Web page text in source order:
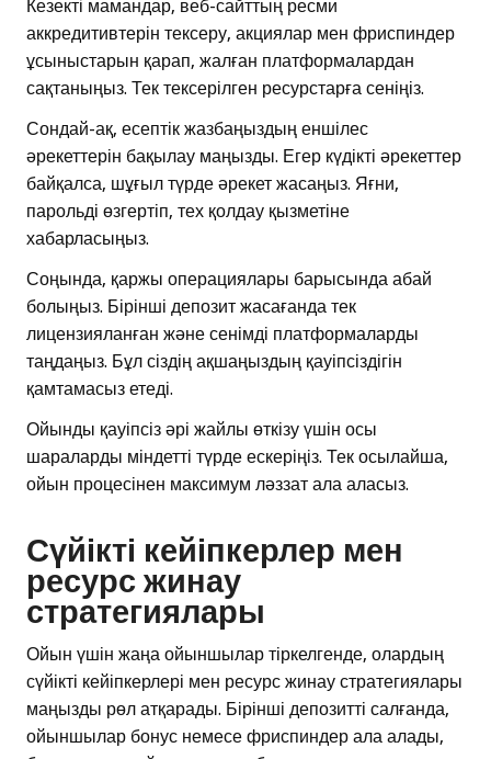
Кезекті мамандар, веб-сайттың ресми
аккредитивтерін тексеру, акциялар мен фриспиндер
ұсыныстарын қарап, жалған платформалардан
сақтаныңыз. Тек тексерілген ресурстарға сеніңіз.
Сондай-ақ, есептік жазбаңыздың еншілес
әрекеттерін бақылау маңызды. Егер күдікті әрекеттер
байқалса, шұғыл түрде әрекет жасаңыз. Яғни,
парольді өзгертіп, тех қолдау қызметіне
хабарласыңыз.
Соңында, қаржы операциялары барысында абай
болыңыз. Бірінші депозит жасағанда тек
лицензияланған және сенімді платформаларды
таңдаңыз. Бұл сіздің ақшаңыздың қауіпсіздігін
қамтамасыз етеді.
Ойынды қауіпсіз әрі жайлы өткізу үшін осы
шараларды міндетті түрде ескеріңіз. Тек осылайша,
ойын процесінен максимум ләззат ала аласыз.
Сүйікті кейіпкерлер мен
ресурс жинау
стратегиялары
Ойын үшін жаңа ойыншылар тіркелгенде, олардың
сүйікті кейіпкерлері мен ресурс жинау стратегиялары
маңызды рөл атқарады. Бірінші депозитті салғанда,
ойыншылар бонус немесе фриспиндер ала алады,